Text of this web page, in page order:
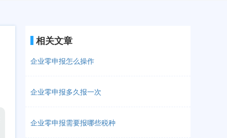
相关文章
企业零申报怎么操作
企业零申报多久报一次
企业零申报需要报哪些税种